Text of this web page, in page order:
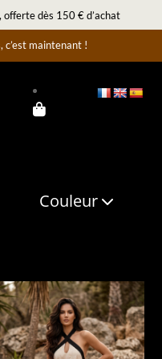
dès 150 € d’achat
c’est maintenant !
Couleur